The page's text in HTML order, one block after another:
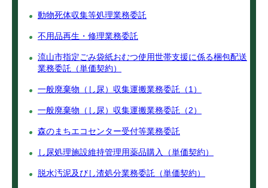
動物死体収集等処理業務委託
不用品再生・修理業務委託
流山市指定ごみ袋紙おむつ使用世帯支援に係る梱包配送
業務委託（単価契約）
一般廃棄物（し尿）収集運搬業務委託（1）
一般廃棄物（し尿）収集運搬業務委託（2）
森のまちエコセンター受付等業務委託
し尿処理施設維持管理用薬品購入（単価契約）
脱水汚泥及びし渣処分業務委託（単価契約）